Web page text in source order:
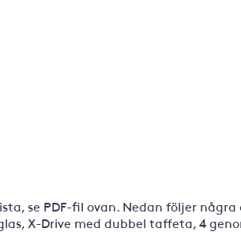
se PDF-fil ovan. Nedan följer
X-Drive med dubbel taffeta, 4